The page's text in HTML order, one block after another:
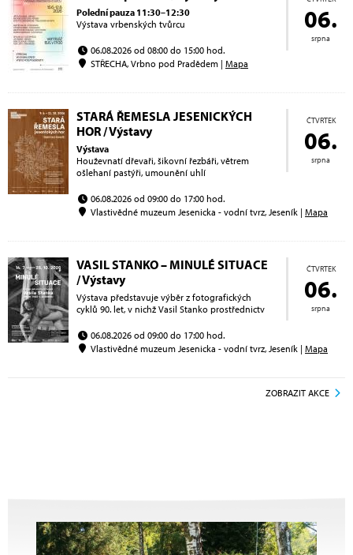
06.
srpna
Polední pauza 11:30–12:30
Výstava vrbenských tvůrcu
06.08.2026 od 08:00 do 15:00 hod.
STŘECHA, Vrbno pod Pradědem | Mapa
ČTVRTEK
06.
srpna
STARÁ ŘEMESLA JESENICKÝCH
HOR / Výstavy
Výstava
Houževnatí dřevaři, šikovní řezbáři, větrem
ošlehaní pastýři, umounění uhlí
06.08.2026 od 09:00 do 17:00 hod.
Vlastivědné muzeum Jesenicka - vodní tvrz, Jeseník | Mapa
ČTVRTEK
06.
srpna
VASIL STANKO – MINULÉ SITUACE
/ Výstavy
Výstava představuje výběr z fotografických
cyklů 90. let, v nichž Vasil Stanko prostřednictv
06.08.2026 od 09:00 do 17:00 hod.
Vlastivědné muzeum Jesenicka - vodní tvrz, Jeseník | Mapa
ZOBRAZIT AKCE